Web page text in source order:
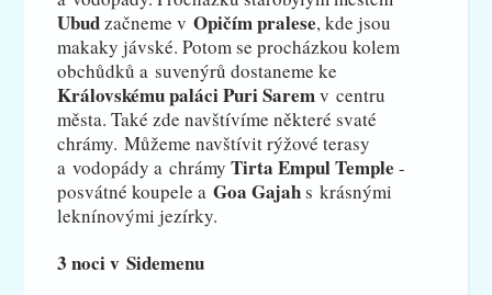
Ubudzačneme vOpičím pralese, kde jsou
makaky jávské. Potom se procházkou kolem
obchůdků a suvenýrů dostaneme ke
Královskému paláci Puri Saremv centru
města. Také zde navštívíme některé svaté
chrámy. Můžeme navštívit rýžové terasy
a vodopády a chrámyTirta Empul Temple -
posvátné koupele aGoa Gajahs krásnými
leknínovými jezírky.
3 noci v Sidemenu